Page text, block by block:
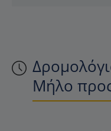
Μήλο